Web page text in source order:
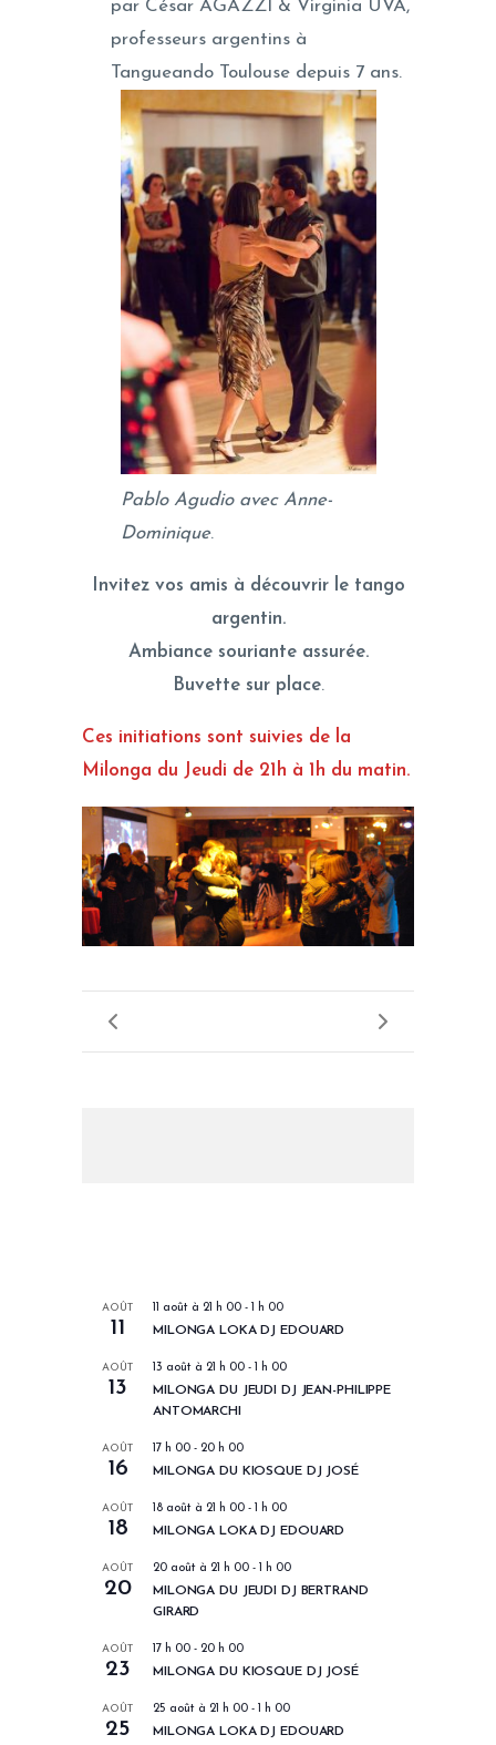
par César AGAZZI & Virginia UVA,
professeurs argentins à
Tangueando Toulouse depuis 7 ans.
Pablo Agudio avec Anne-
Dominique.
Invitez vos amis à découvrir le tango
argentin.
Ambiance souriante assurée.
Buvette sur place.
Ces initiations sont suivies de la
Milonga du Jeudi de 21h à 1h du matin.
AOÛT
11
11 août à 21 h 00 - 1 h 00
MILONGA LOKA DJ EDOUARD
AOÛT
13
13 août à 21 h 00 - 1 h 00
MILONGA DU JEUDI DJ JEAN-PHILIPPE
ANTOMARCHI
AOÛT
16
17 h 00 - 20 h 00
MILONGA DU KIOSQUE DJ JOSÉ
AOÛT
18
18 août à 21 h 00 - 1 h 00
MILONGA LOKA DJ EDOUARD
AOÛT
20
20 août à 21 h 00 - 1 h 00
MILONGA DU JEUDI DJ BERTRAND
GIRARD
AOÛT
23
17 h 00 - 20 h 00
MILONGA DU KIOSQUE DJ JOSÉ
AOÛT
25
25 août à 21 h 00 - 1 h 00
MILONGA LOKA DJ EDOUARD